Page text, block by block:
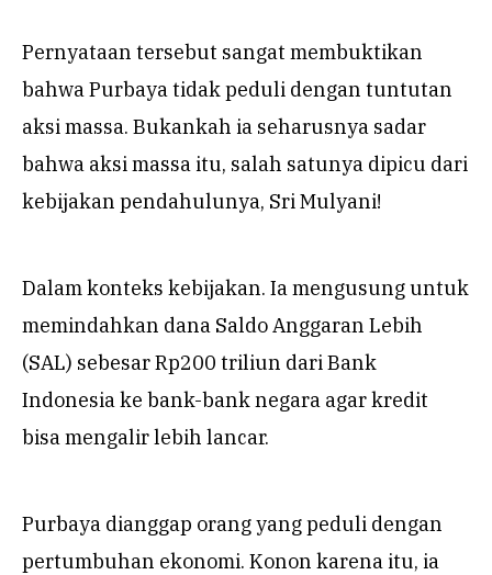
Pernyataan tersebut sangat membuktikan
bahwa Purbaya tidak peduli dengan tuntutan
aksi massa. Bukankah ia seharusnya sadar
bahwa aksi massa itu, salah satunya dipicu dari
kebijakan pendahulunya, Sri Mulyani!
Dalam konteks kebijakan. Ia mengusung untuk
memindahkan dana Saldo Anggaran Lebih
(SAL) sebesar Rp200 triliun dari Bank
Indonesia ke bank-bank negara agar kredit
bisa mengalir lebih lancar.
Purbaya dianggap orang yang peduli dengan
pertumbuhan ekonomi. Konon karena itu, ia